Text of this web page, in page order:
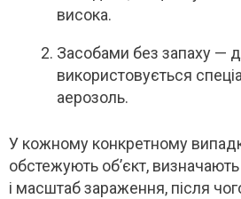
висока.
Засобами без запаху —
використовується
аерозоль.
У кожному конкретному
обстежують об’єкт, визначають
і масштаб зараження, після